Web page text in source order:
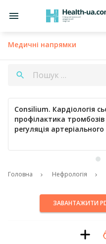
Медичні напрямки
Consilium. Кардіологія
профілактика
регуляція артеріального
Головна Нефрологія
ЗАВАНТАЖИТИ